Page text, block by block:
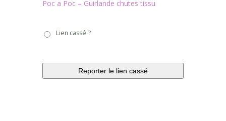
Poc a Poc – Guirlande chutes tissu
casséLien cassé ?